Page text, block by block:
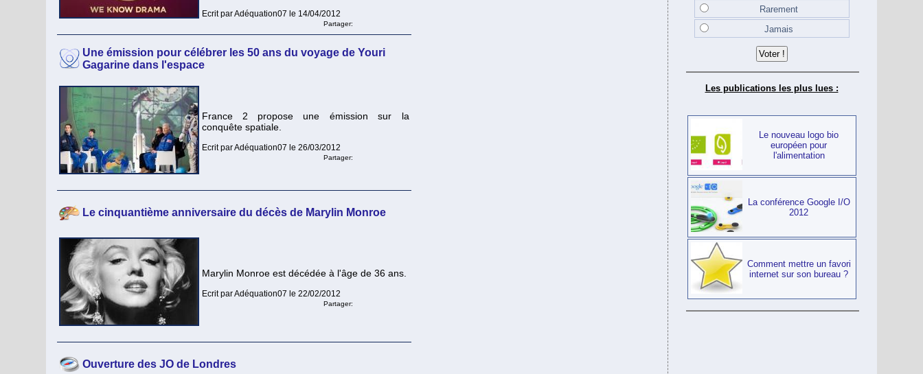
Ecrit par Adéquation07 le 14/04/2012
Partager:
Une émission pour célébrer les 50 ans du voyage de Youri
Gagarine dans l'espace
France 2 propose une émission sur la
conquête spatiale.
Ecrit par Adéquation07 le 26/03/2012
Partager:
Le cinquantième anniversaire du décès de Marylin Monroe
Marylin Monroe est décédée à l'âge de 36 ans.
Ecrit par Adéquation07 le 22/02/2012
Partager:
Ouverture des JO de Londres
Rarement
Jamais
Les publications les plus lues :
Le nouveau logo bio
européen pour
l'alimentation
La conférence Google I/O
2012
Comment mettre un favori
internet sur son bureau ?